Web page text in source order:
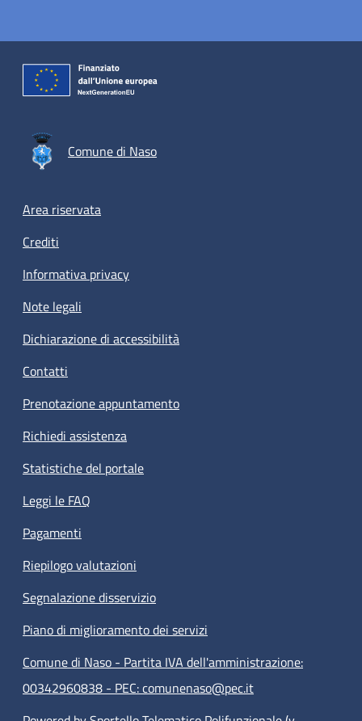
Comune di Naso
Footer menu
Area riservata
Crediti
Informativa privacy
Note legali
Dichiarazione di accessibilità
Contatti
Prenotazione appuntamento
Richiedi assistenza
Statistiche del portale
Leggi le FAQ
Pagamenti
Riepilogo valutazioni
Segnalazione disservizio
Piano di miglioramento dei servizi
Comune di Naso - Partita IVA dell'amministrazione:
00342960838 - PEC: comunenaso@pec.it